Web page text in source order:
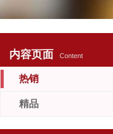
内容页面 Content
热销
精品